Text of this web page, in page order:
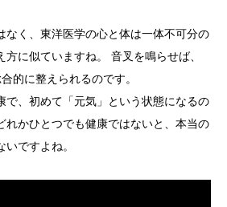
なく、東洋医学の心と体は一体不可分の
方に似ていますね。 音叉を鳴らせば、
的に整えられるのです。
で、初めて「元気」という状態になるの
れかひとつでも健康ではないと、本当の
ですよね。